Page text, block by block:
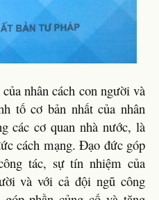
nhân cách con người và
tố cơ bản nhất của nhân
các cơ quan nhà nước, là
cách mạng. Đạo đức góp
tác, sự tín nhiệm của
và với cả đội ngũ công